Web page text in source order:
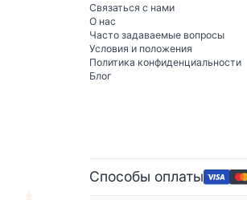
Связаться с нами
О нас
Часто задаваемые вопросы
Условия и положения
Политика конфиденциальности
Блог
Способы оплаты